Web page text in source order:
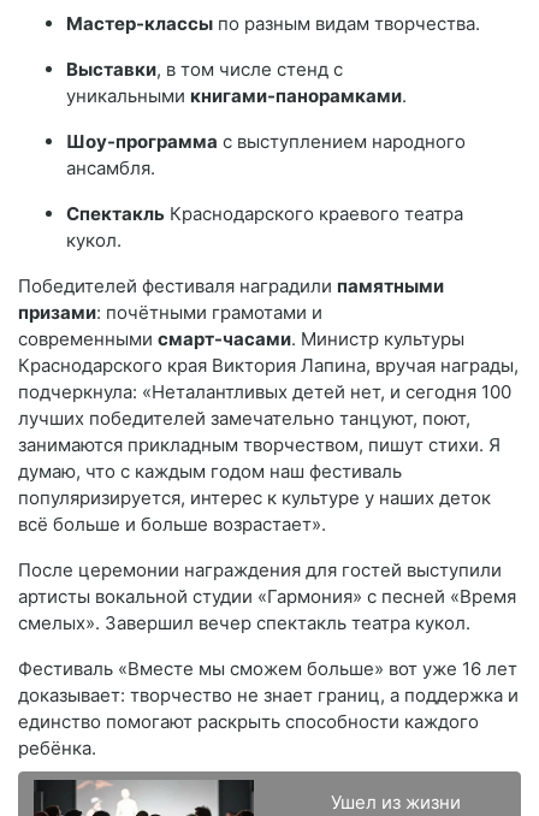
Мастер-классы по разным видам творчества.
Выставки, в том числе стенд с
уникальными книгами-панорамками.
Шоу-программа с выступлением народного
ансамбля.
Спектакль Краснодарского краевого театра
кукол.
Победителей фестиваля наградили памятными
призами: почётными грамотами и
современными смарт-часами. Министр культуры
Краснодарского края Виктория Лапина, вручая награды,
подчеркнула: «Неталантливых детей нет, и сегодня 100
лучших победителей замечательно танцуют, поют,
занимаются прикладным творчеством, пишут стихи. Я
думаю, что с каждым годом наш фестиваль
популяризируется, интерес к культуре у наших деток
всё больше и больше возрастает».
После церемонии награждения для гостей выступили
артисты вокальной студии «Гармония» с песней «Время
смелых». Завершил вечер спектакль театра кукол.
Фестиваль «Вместе мы сможем больше» вот уже 16 лет
доказывает: творчество не знает границ, а поддержка и
единство помогают раскрыть способности каждого
ребёнка.
Ушел из жизни